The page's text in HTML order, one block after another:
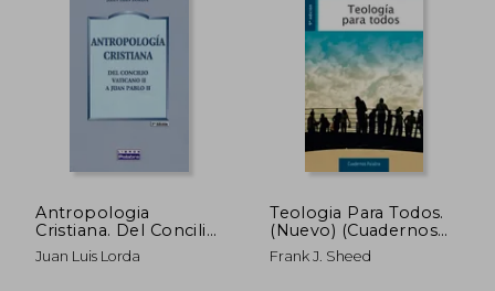
45% 45%
dcto.
Antropologia
Cristiana. Del Concilio
Vaticano ii a Juan
Pablo ii (3ª Ed. )
Juan Luis Lorda
Teologia Para Todos.
(Nuevo) (Cuadernos
Palabra)
Frank J. Sheed